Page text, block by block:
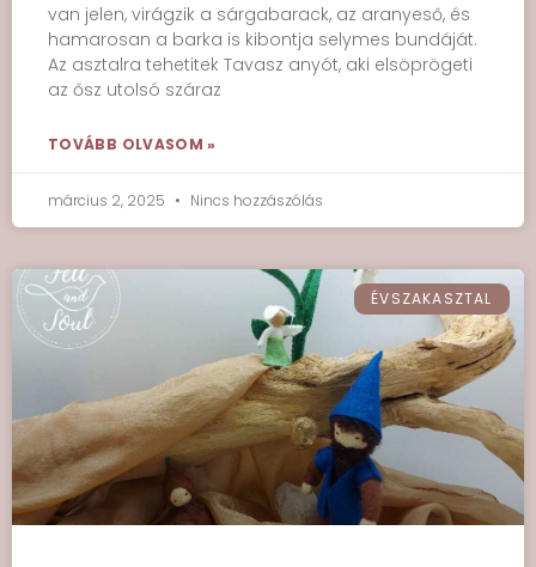
van jelen, virágzik a sárgabarack, az aranyeső, és
hamarosan a barka is kibontja selymes bundáját.
Az asztalra tehetitek Tavasz anyót, aki elsöprögeti
az ősz utolsó száraz
TOVÁBB OLVASOM »
március 2, 2025 Nincs hozzászólás
ÉVSZAKASZTAL